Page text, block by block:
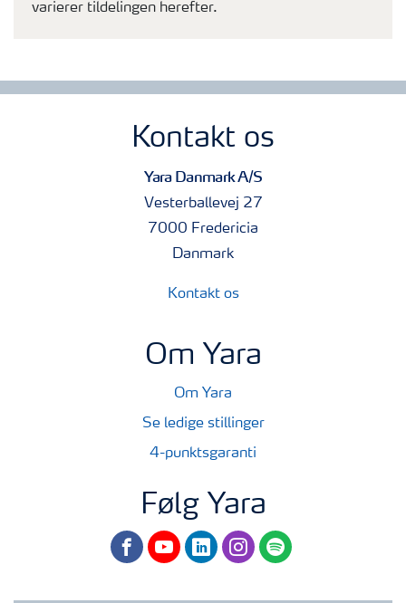
varierer tildelingen herefter.
Kontakt os
Yara Danmark A/S
Vesterballevej 27
7000 Fredericia
Danmark
Kontakt os
Om Yara
Om Yara
Se ledige stillinger
4-punktsgaranti
Følg Yara
facebookyoutubelinkedininstagram
spotify